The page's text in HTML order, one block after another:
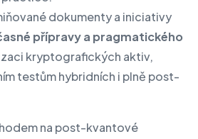
dokumenty a iniciativy
přípravy a pragmatického
kryptografických aktiv,
testům hybridních i plně post-
na post-kvantové